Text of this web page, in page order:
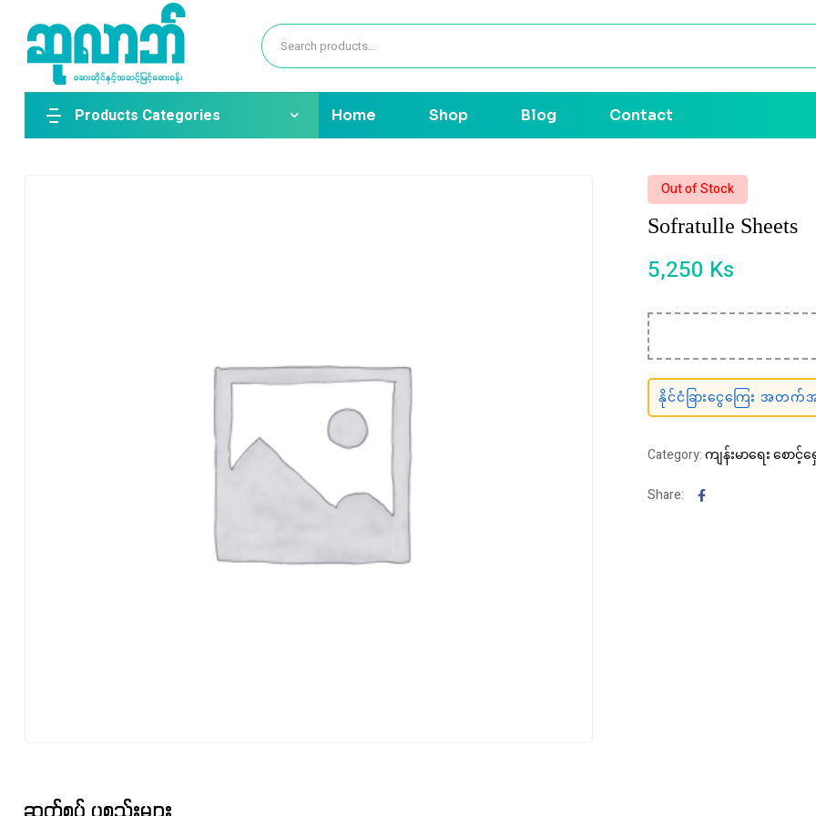
Products Categories Home Shop Blog Contact
Out of Stock
Sofratulle Sheets
5,250 Ks
နိုင်ငံခြားငွေကြေး အတက်
Category:ကျန်းမာရေး စောင့်ရှ
Share: Facebook